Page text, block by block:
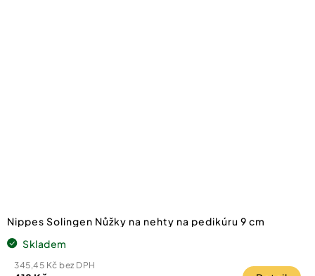
Nippes Solingen Nůžky na nehty na pedikúru 9 cm
Skladem
345,45 Kč bez DPH